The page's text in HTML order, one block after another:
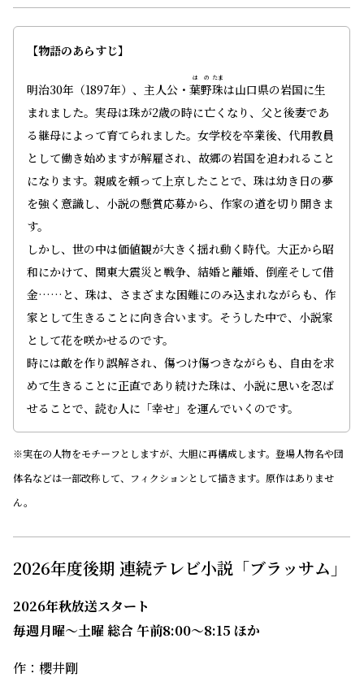
【物語のあらすじ】
明治30年（1897年）、主人公・ 葉野
はの
珠
たま
は山口県の岩国に生
まれました。実母は珠が2歳の時に亡くなり、父と後妻であ
る継母によって育てられました。女学校を卒業後、代用教員
として働き始めますが解雇され、故郷の岩国を追われること
になります。親戚を頼って上京したことで、珠は幼き日の夢
を強く意識し、小説の懸賞応募から、作家の道を切り開きま
す。
しかし、世の中は価値観が大きく揺れ動く時代。大正から昭
和にかけて、関東大震災と戦争、結婚と離婚、倒産そして借
金……と、珠は、さまざまな困難にのみ込まれながらも、作
家として生きることに向き合います。そうした中で、小説家
として花を咲かせるのです。
時には敵を作り誤解され、傷つけ傷つきながらも、自由を求
めて生きることに正直であり続けた珠は、小説に思いを忍ば
せることで、読む人に「幸せ」を運んでいくのです。
※実在の人物をモチーフとしますが、大胆に再構成します。登場人物名や団
体名などは一部改称して、フィクションとして描きます。原作はありませ
ん。
2026年度後期 連続テレビ小説「ブラッサム」
2026年秋放送スタート
毎週月曜～土曜 総合 午前8:00～8:15 ほか
作：櫻井剛